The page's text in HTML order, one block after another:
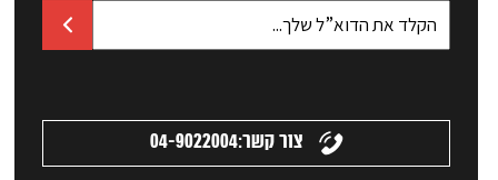
צור קשר:04-9022004